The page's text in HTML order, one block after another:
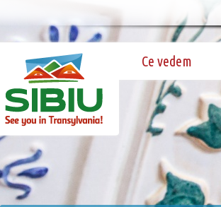
Ce vedem